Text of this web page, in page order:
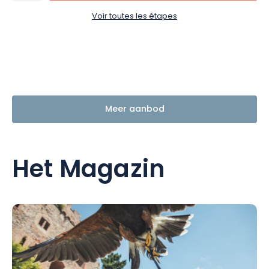
Voir toutes les étapes
Meer aanbod
Het Magazin